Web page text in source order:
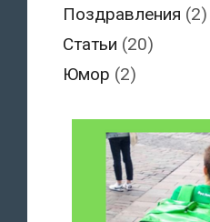
Поздравления (2)
Статьи (20)
Юмор (2)